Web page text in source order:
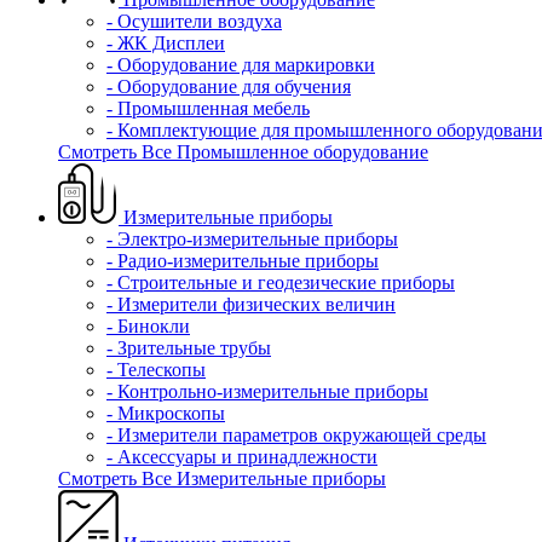
- Осушители воздуха
- ЖК Дисплеи
- Оборудование для маркировки
- Оборудование для обучения
- Промышленная мебель
- Комплектующие для промышленного
Смотреть Все Промышленное оборудование
Измерительные приборы
- Электро-измерительные приборы
- Радио-измерительные приборы
- Строительные и геодезические приборы
- Измерители физических величин
- Бинокли
- Зрительные трубы
- Телескопы
- Контрольно-измерительные приборы
- Микроскопы
- Измерители параметров окружающей среды
- Аксессуары и принадлежности
Смотреть Все Измерительные приборы